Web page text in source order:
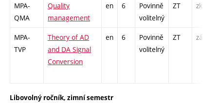
MPA-
QMA
Quality
management
en 6
Povinně
volitelný
ZT zk
MPA-
TVP
Theory of AD
and DA Signal
Conversion
en 6
Povinně
volitelný
ZT zá,zk
Libovolný ročník, zimní semestr